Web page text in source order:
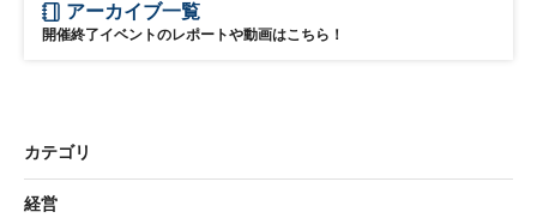
アーカイブ一覧
開催終了イベントのレポートや動画はこちら！
カテゴリ
経営